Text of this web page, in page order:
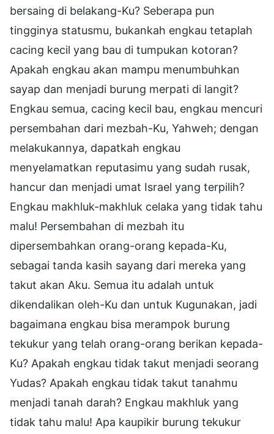
bersaing di belakang-Ku? Seberapa pun
tingginya statusmu, bukankah engkau tetaplah
cacing kecil yang bau di tumpukan kotoran?
Apakah engkau akan mampu menumbuhkan
sayap dan menjadi burung merpati di langit?
Engkau semua, cacing kecil bau, engkau mencuri
persembahan dari mezbah-Ku, Yahweh; dengan
melakukannya, dapatkah engkau
menyelamatkan reputasimu yang sudah rusak,
hancur dan menjadi umat Israel yang terpilih?
Engkau makhluk-makhluk celaka yang tidak tahu
malu! Persembahan di mezbah itu
dipersembahkan orang-orang kepada-Ku,
sebagai tanda kasih sayang dari mereka yang
takut akan Aku. Semua itu adalah untuk
dikendalikan oleh-Ku dan untuk Kugunakan, jadi
bagaimana engkau bisa merampok burung
tekukur yang telah orang-orang berikan kepada-
Ku? Apakah engkau tidak takut menjadi seorang
Yudas? Apakah engkau tidak takut tanahmu
menjadi tanah darah? Engkau makhluk yang
tidak tahu malu! Apa kaupikir burung tekukur